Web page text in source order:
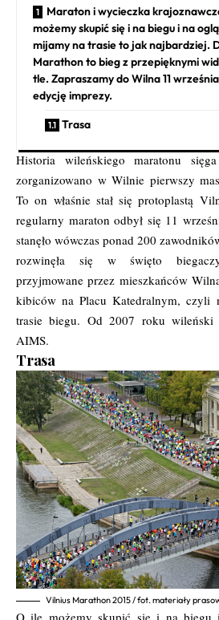
Maraton i wycieczka
możemy skupić się i na biegu i na
mijamy na trasie to jak najbardziej.
Marathon to bieg z przepięknymi
tle. Zapraszamy do Wilna 11
edycję imprezy.
Trasa
Historia wileńskiego maratonu
zorganizowano w Wilnie pierwszy
To on właśnie stał się protoplastą
regularny maraton odbył się 11
stanęło wówczas ponad 200
rozwinęła się w święto
przyjmowane przez mieszkańców
kibiców na Placu Katedralnym, czyli
trasie biegu. Od 2007 roku wileński
AIMS.
Trasa
Vilnius Marathon 2015 / fot. materiały
O ile możemy skupić się i na biegu